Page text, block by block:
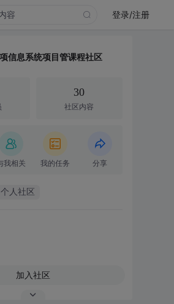
登录/注册
信息系统项目管课程社区
30
社区内容
我相关 我的任务 分享
个人社区
加入社区